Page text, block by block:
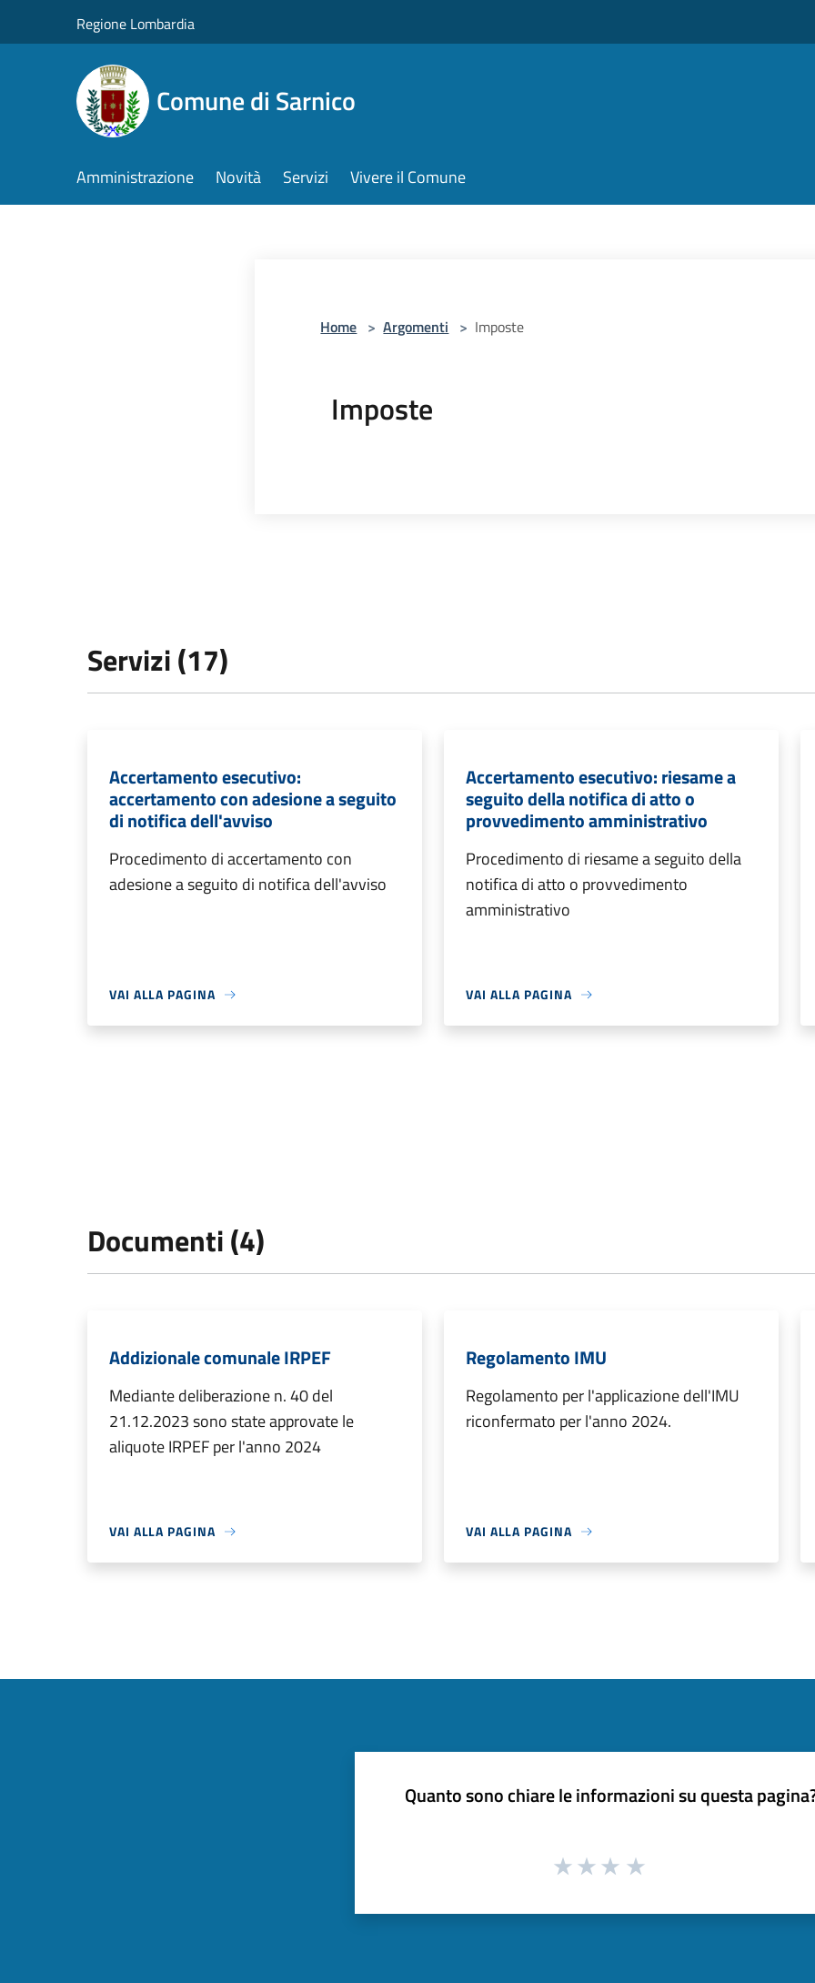
Regione Lombardia
Comune di Sarnico
Amministrazione Novità Servizi Vivere il Comune
Home > Argomenti > Imposte
Imposte
Servizi (17)
Accertamento esecutivo:
accertamento con adesione a seguito
di notifica dell'avviso
Procedimento di accertamento con
adesione a seguito di notifica dell'avviso
VAI ALLA PAGINA
Accertamento esecutivo: riesame a
seguito della notifica di atto o
provvedimento amministrativo
Procedimento di riesame a seguito della
notifica di atto o provvedimento
amministrativo
VAI ALLA PAGINA
Documenti (4)
Addizionale comunale IRPEF
Mediante deliberazione n. 40 del
21.12.2023 sono state approvate le
aliquote IRPEF per l'anno 2024
VAI ALLA PAGINA
Regolamento IMU
Regolamento per l'applicazione dell'IMU
riconfermato per l'anno 2024.
VAI ALLA PAGINA
Quanto sono chiare le informazioni su questa